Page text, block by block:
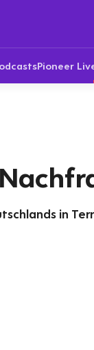
Pioneer
in